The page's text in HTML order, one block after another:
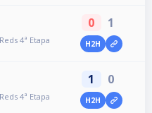
4ª Etapa
0 1
H2H
4ª Etapa
1 0
H2H